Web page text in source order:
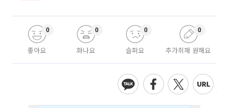
좋아요
0
화나요
0
슬퍼요
0
추가취재 원해요
0